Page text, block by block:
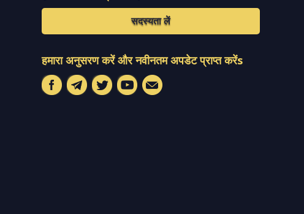
सदस्यता लें
हमारा अनुसरण करें और नवीनतम अपडेट प्राप्त करेंs